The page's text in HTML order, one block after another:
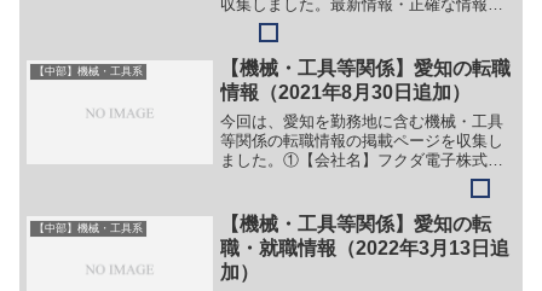
収集しました。最新情報・正確な情報は
企業サイトでご確認ください。①【会社
名】株式会社リーテック【職務】［新
卒］＞＞（１）営業＞＞（２）事務＞＞
（３）プラント管理［キャリ...
【中部】機械・工具系
【機械・工具等関係】愛知の転職
情報（2021年8月30日追加）
今回は、愛知を勤務地に含む機械・工具
等関係の転職情報の掲載ページを収集し
ました。①【会社名】フクダ電子株式会
社【職務】（１）営業（２）フィールド
サービスエンジニア【勤務地】名古屋
市、岡崎市等【詳細】転職・就職情報の
詳細はこちら②【会社名】東...
【中部】機械・工具系
【機械・工具等関係】愛知の転
職・就職情報（2022年3月13日追
加）